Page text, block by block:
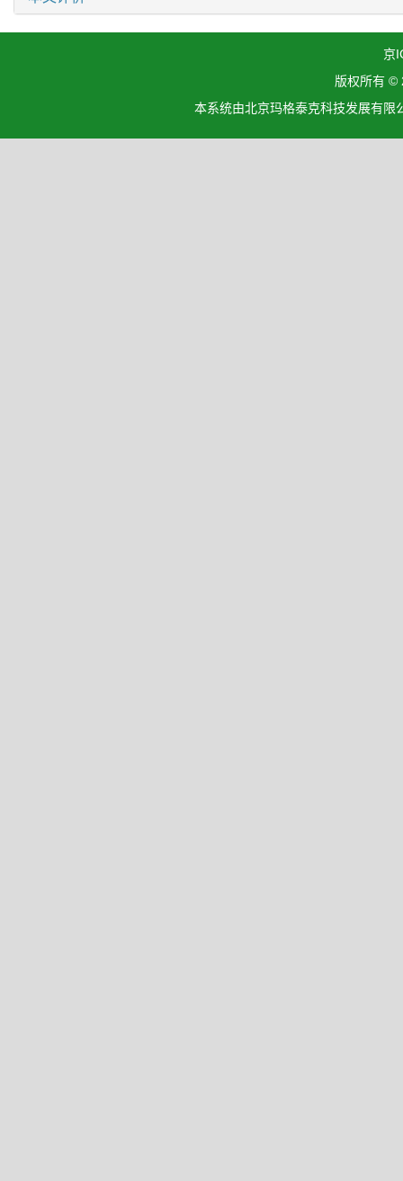
京
版权所有 ©
本系统由北京玛格泰克科技发展有